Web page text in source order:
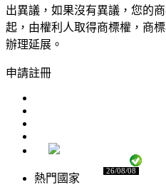
出異議，如果沒有異議，您的
起，由權利人取得商標權，商
辦理延展。
申請註冊
26/08/08
熱門國家